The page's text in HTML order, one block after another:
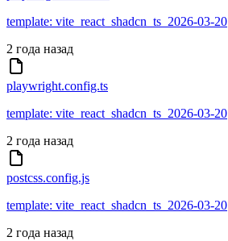
template: vite_react_shadcn_ts_2026-03-20
2 года назад
playwright.config.ts
template: vite_react_shadcn_ts_2026-03-20
2 года назад
postcss.config.js
template: vite_react_shadcn_ts_2026-03-20
2 года назад